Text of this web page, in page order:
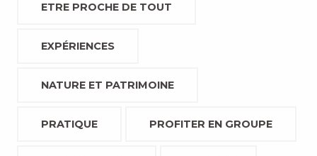
ETRE PROCHE DE TOUT
EXPÉRIENCES
NATURE ET PATRIMOINE
PRATIQUE PROFITER EN GROUPE